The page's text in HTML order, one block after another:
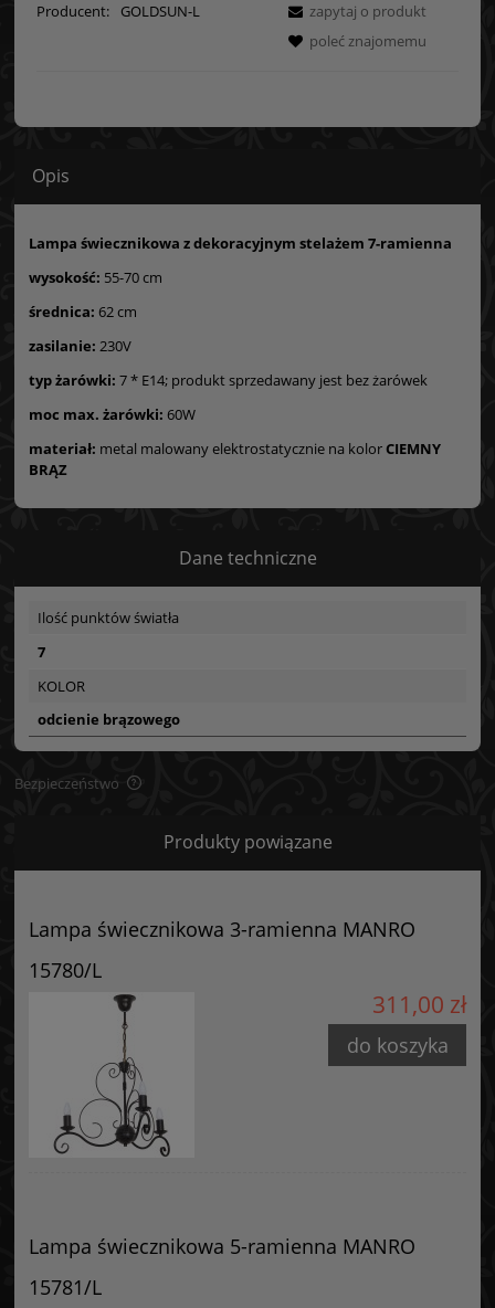
Producent: GOLDSUN-L
zapytaj o produkt
poleć znajomemu
Opis
Lampa świecznikowa z dekoracyjnym stelażem 7-ramienna
wysokość: 55-70 cm
średnica: 62 cm
zasilanie: 230V
typ żarówki: 7 * E14; produkt sprzedawany jest bez żarówek
moc max. żarówki: 60W
materiał: metal malowany elektrostatycznie na kolorCIEMNY
BRĄZ
Dane techniczne
Ilość punktów światła
7
KOLOR
odcienie brązowego
Bezpieczeństwo
Certyfikaty i ostrzeżenie bezpieczeństwa
Starzyńskiego 6
42-224 Częstochowa, Polska
info@goldsun-lampy.pl
Produkty powiązane
Lampa świecznikowa 3-ramienna MANRO
15780/L
311,00 zł
do koszyka
Lampa świecznikowa 5-ramienna MANRO
15781/L